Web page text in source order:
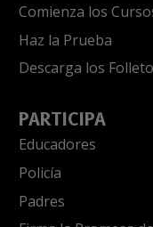
Comienza los
Haz la Prueba
Descarga los
PARTICIPA
Educadores
Policía
Padres